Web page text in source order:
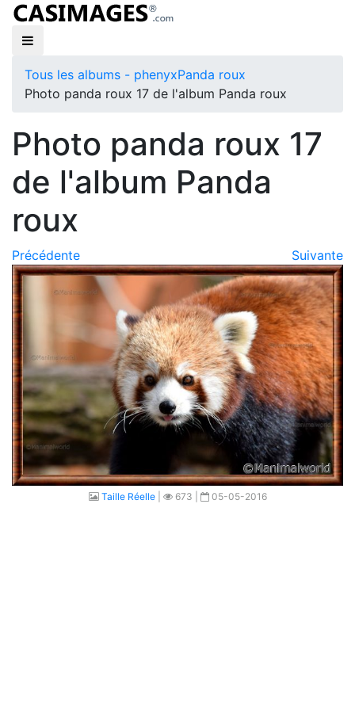
Tous les albums - phenyxPanda roux
Photo panda roux 17 de l'album Panda roux
Photo panda roux 17
de l'album Panda
roux
Précédente Suivante
Taille Réelle| 673 | 05-05-2016